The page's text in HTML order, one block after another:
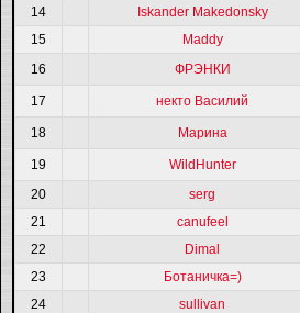
14
Iskander Makedonsky
15
Maddy
16
ФРЭНКИ
17 некто Василий
18 Марина
19 WildHunter
20
serg
21
canufeel
22
Dimal
23
Ботаничка=)
24
sullivan